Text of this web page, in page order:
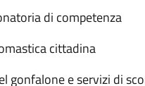
di competenza
cittadina
e servizi di